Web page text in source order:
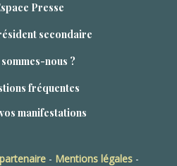
Presse
secondaire
nous ?
fréquentes
manifestations
- Mentions légales -